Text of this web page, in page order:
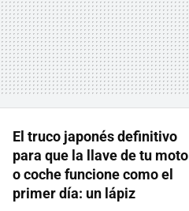
El truco japonés definitivo
para que la llave de tu moto
o coche funcione como el
primer día: un lápiz